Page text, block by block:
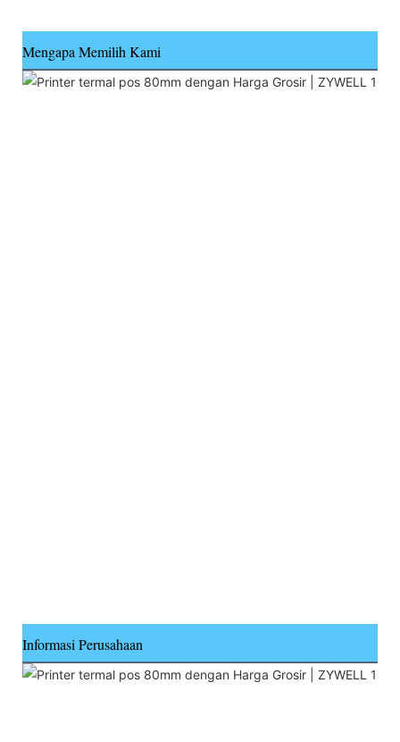
Mengapa Memilih Kami
Informasi Perusahaan